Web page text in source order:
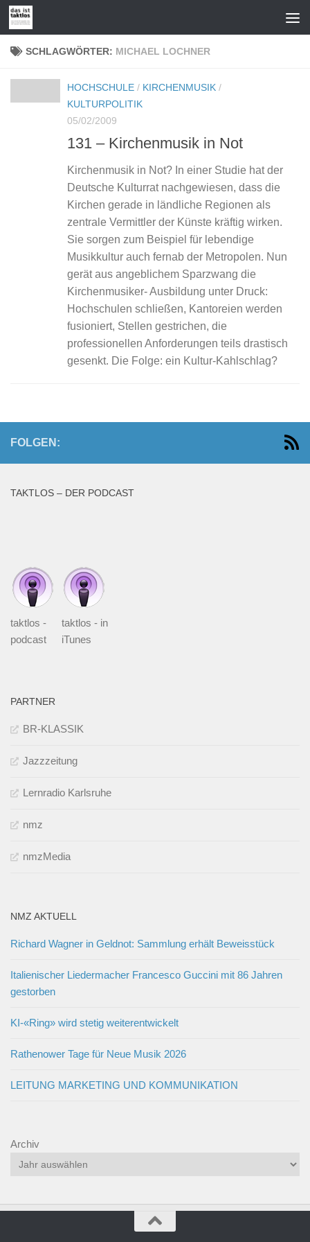
Zum Inhalt springen
SCHLAGWÖRTER: MICHAEL LOCHNER
HOCHSCHULE / KIRCHENMUSIK /
KULTURPOLITIK
05/02/2009
131 – Kirchenmusik in Not
Kirchenmusik in Not? In einer Studie hat der
Deutsche Kulturrat nachgewiesen, dass die
Kirchen gerade in ländliche Regionen als
zentrale Vermittler der Künste kräftig wirken.
Sie sorgen zum Beispiel für lebendige
Musikkultur auch fernab der Metropolen. Nun
gerät aus angeblichem Sparzwang die
Kirchenmusiker- Ausbildung unter Druck:
Hochschulen schließen, Kantoreien werden
fusioniert, Stellen gestrichen, die
professionellen Anforderungen teils drastisch
gesenkt. Die Folge: ein Kultur-Kahlschlag?
FOLGEN:
TAKTLOS – DER PODCAST
taktlos -
podcast
taktlos - in
iTunes
PARTNER
BR-KLASSIK
Jazzzeitung
Lernradio Karlsruhe
nmz
nmzMedia
NMZ AKTUELL
Richard Wagner in Geldnot: Sammlung erhält Beweisstück
Italienischer Liedermacher Francesco Guccini mit 86 Jahren
gestorben
KI-«Ring» wird stetig weiterentwickelt
Rathenower Tage für Neue Musik 2026
LEITUNG MARKETING UND KOMMUNIKATION
Archiv